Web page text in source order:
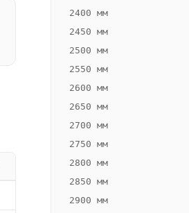
2400 мм
2450 мм
2500 мм
2550 мм
2600 мм
2650 мм
2700 мм
2750 мм
2800 мм
2850 мм
2900 мм